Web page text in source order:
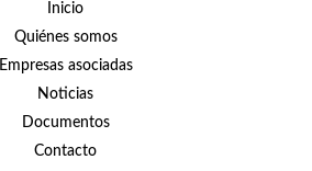
Inicio
Quiénes somos
Empresas asociadas
Noticias
Documentos
Contacto